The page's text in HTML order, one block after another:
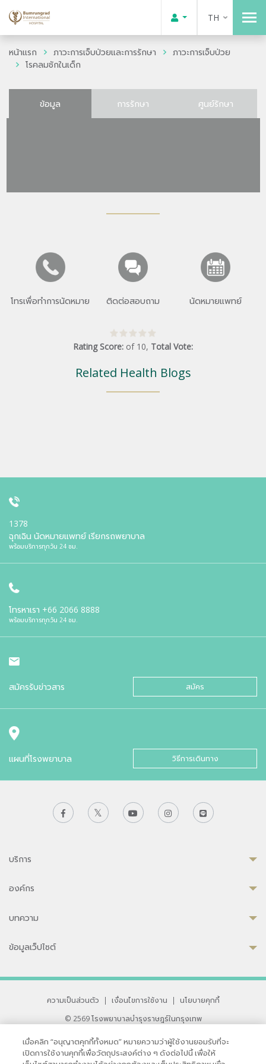
TH
หน้าแรก ภาวะการเจ็บป่วยและการรักษา
ภาวะการเจ็บป่วย
โรคลมชักในเด็ก
ข้อมูล การรักษา ศูนย์รักษา
โทรเพื่อทำการนัดหมาย ติดต่อสอบถาม นัดหมายแพทย์
Rating Score: of 10, Total Vote:
Related Health Blogs
1378
ฉุกเฉิน นัดหมายแพทย์ เรียกรถพยาบาล
พร้อมบริการทุกวัน 24 ชม.
โทรหาเรา +66 2066 8888
พร้อมบริการทุกวัน 24 ชม.
สมัครรับข่าวสาร สมัคร
แผนที่โรงพยาบาล วิธีการเดินทาง
บริการ
องค์กร
บทความ
ข้อมูลเว็ปไซต์
ความเป็นส่วนตัว | เงื่อนไขการใช้งาน |
นโยบายคุกกี้
© 2569 โรงพยาบาลบำรุงราษฎร์ในกรุงเทพ
33 สุขุมวิท ซอย 3 เขตวัฒนา กรุงเทพ 10110 ประเทศไทย
หากท่านมีข้อคิดเห็นหรือปัญหาในการใช้เว็บไซต์ของเรา
เมื่อคลิก “อนุญาตคุกกี้ทั้งหมด” หมายความว่าผู้ใช้งานยอมรับที่จะ
เปิดการใช้งานคุกกี้เพื่อวัตถุประสงค์ต่าง ๆ ดังต่อไปนี้ เพื่อให้